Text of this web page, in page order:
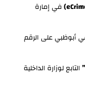
في إمارة
أبوظبي على الرقم
التابع لوزارة الداخلية